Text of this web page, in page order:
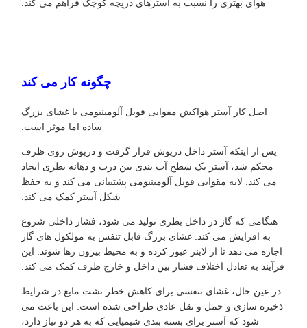
هوای بهتری را نسبت به آسترهای دریچه کوچک فراهم می کند.
چگونه کار می کند
اصل کار آستر هواکش مقوایی فویل آلومینیومی با غشای بزرگ
ساده اما موثر است.
پس از اینکه آستر داخل درپوش قرار گرفت و درپوش روی ظرف
محکم شد، آستر یک سطح آب بندی بین درب و دهانه بطری ایجاد
می کند. لایه مقوایی فویل آلومینیومی پشتیبانی می کند و به حفظ
شکل آستر کمک می کند.
هنگامی که گاز در داخل بطری تولید می شود، فشار داخلی شروع
به افزایش می کند. غشای بزرگ قابل تنفس به مولکول های گاز
اجازه می دهد تا از لاینر عبور کرده و به محیط بیرون رها شوند. این
فرآیند به تعادل اختلاف فشار بین داخل و خارج ظرف کمک می کند.
در عین حال، غشای تنفسی برای کاهش خطر نشت مایع در شرایط
ذخیره سازی و حمل و نقل عادی طراحی شده است. این باعث می
شود که آستر برای بسته بندی شیمیایی که به هر دو نیاز دارد،